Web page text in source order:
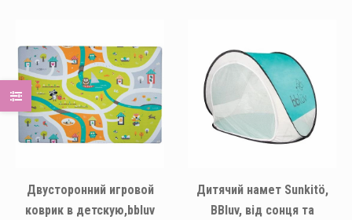
Двусторонний игровой
коврик в детскую,bbluv
Дитячий намет Sunkitö,
BBluv, від сонця та